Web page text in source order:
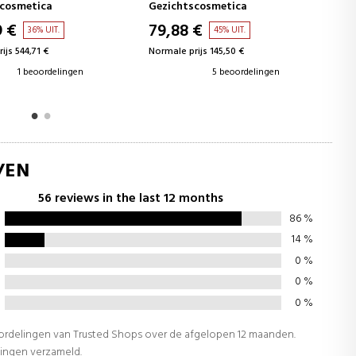
45% UIT.
145,50 €
5 beoordelingen
Gezichtscosmetica
92,10 € 44% UIT.
Normale prijs 165,00 €
3 beoordelingen
56 reviews in the last 12 months
86%
14%
0 %
0 %
0 %
van Trusted Shops over de afgelopen 12 maanden.
verzameld.